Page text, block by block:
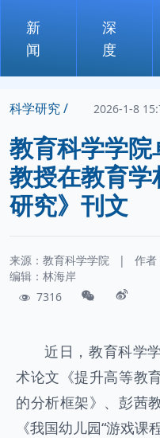
新
闻
深
度
科学研究 / 2026-1-8
教育科学学
教授在教育
研究》刊文
来源：教育科学学院 | 作者
编辑：林海岸
7316
近日，教育科学
术论文《提升高等教
的分析框架》、彭茜
《我国幼儿园“游戏